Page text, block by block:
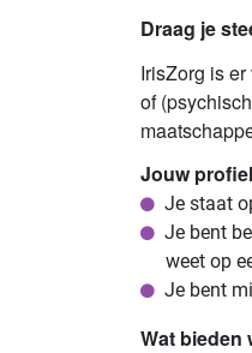
Draag je
IrisZorg is
of
Jouw profiel
Je staat
Je bent
weet op
Je bent
Wat bieden